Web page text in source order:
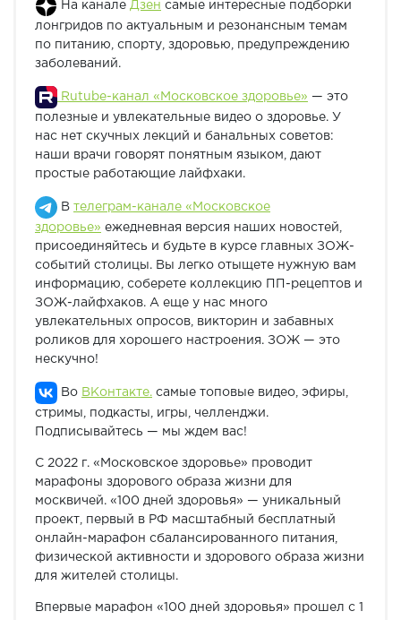
На канале Дзен самые интересные подборки
лонгридов по актуальным и резонансным темам
по питанию, спорту, здоровью, предупреждению
заболеваний.
Rutube-канал «Московское здоровье» — это
полезные и увлекательные видео о здоровье. У
нас нет скучных лекций и банальных советов:
наши врачи говорят понятным языком, дают
простые работающие лайфхаки.
В телеграм-канале «Московское
здоровье» ежедневная версия наших новостей,
присоединяйтесь и будьте в курсе главных ЗОЖ-
событий столицы. Вы легко отыщете нужную вам
информацию, соберете коллекцию ПП-рецептов и
ЗОЖ-лайфхаков. А еще у нас много
увлекательных опросов, викторин и забавных
роликов для хорошего настроения. ЗОЖ — это
нескучно!
Во ВКонтакте. самые топовые видео, эфиры,
стримы, подкасты, игры, челленджи.
Подписывайтесь — мы ждем вас!
С 2022 г. «Московское здоровье» проводит
марафоны здорового образа жизни для
москвичей. «100 дней здоровья» — уникальный
проект, первый в РФ масштабный бесплатный
онлайн-марафон сбалансированного питания,
физической активности и здорового образа жизни
для жителей столицы.
Впервые марафон «100 дней здоровья» прошел с 1